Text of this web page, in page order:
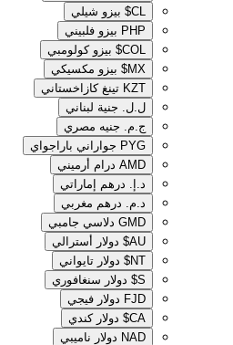
CL$
بيزو شيلي
PHP بيزو فلبيني
COL$
بيزو كولومبي
MX$
بيزو مكسيكي
KZT تينغ كازاخستاني
ل.ل.‏ جنية لبناني
ج.م.‏ جنيه مصري
PYG جواراني باراجواي
AMD درام أرميني
د.إ.‏ درهم إماراتي
د.م.‏ درهم مغربي
GMD دلاسي جامبي
AU$
دولار أسترالي
NT$
دولار تايواني
S$
دولار سنغافوري
FJD دولار فيجي
CA$
دولار كندي
NAD دولار ناميبي